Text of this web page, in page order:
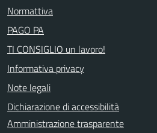
Normattiva
PAGO PA
TI CONSIGLIO un lavoro!
Informativa privacy
Note legali
Dichiarazione di accessibilità
Amministrazione trasparente